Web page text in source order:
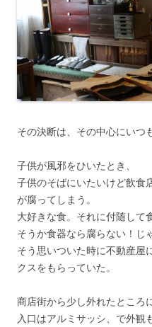
その決断は、その中心にいつ
子供が風邪をひいたとき、
子供のそばにいたいけど飲食
が腐ってしまう。
大好きな食。それに付随して
そうか食器なら腐らない！じ
そう思いついた時に不動産屋
クスをもらっていた。
商店街から少し外れたところ
入口はアルミサッシ、で外観